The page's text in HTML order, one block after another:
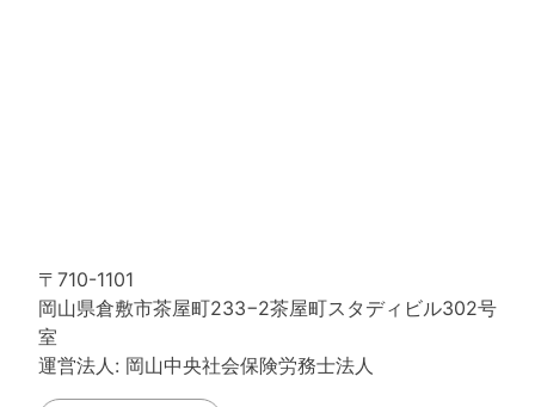
〒710-1101
岡山県倉敷市茶屋町233−2茶屋町スタディビル302号
室
運営法人: 岡山中央社会保険労務士法人